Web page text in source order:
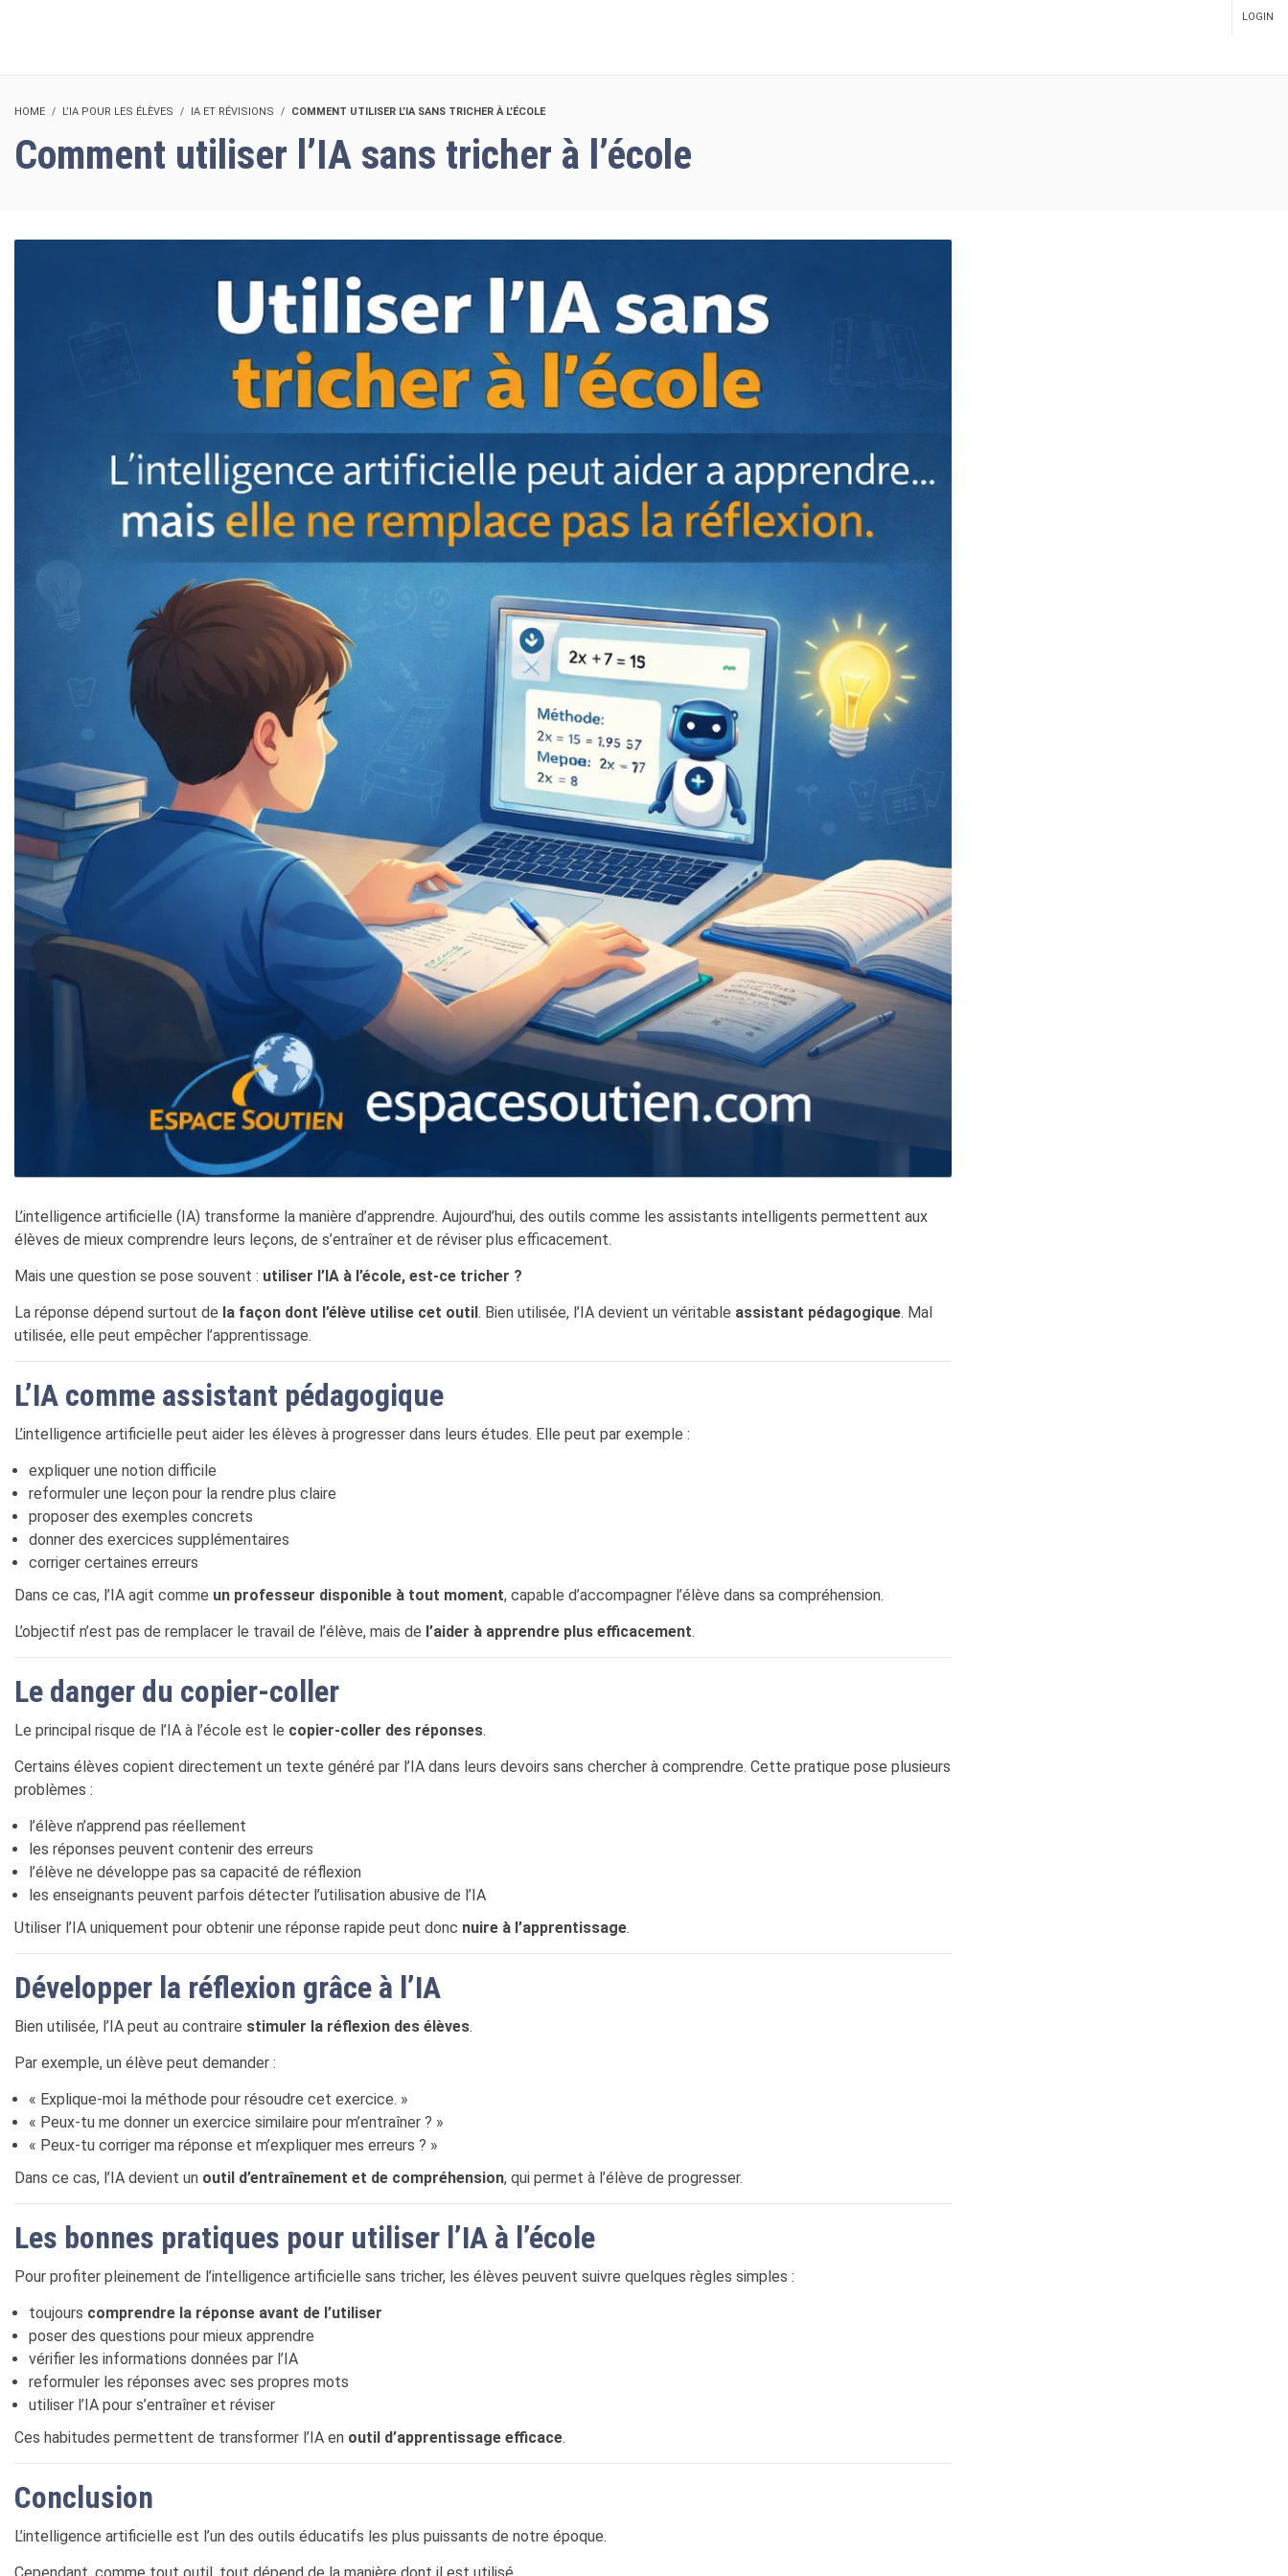
LOGIN
HOME L’IA POUR LES ÉLÈVES IA ET RÉVISIONS COMMENT UTILISER L’IA SANS TRICHER À L’ÉCOLE
Comment utiliser l’IA sans tricher à l’école
L’intelligence artificielle (IA) transforme la manière d’apprendre. Aujourd’hui, des outils comme les assistants intelligents permettent aux
élèves de mieux comprendre leurs leçons, de s’entraîner et de réviser plus efficacement.
Mais une question se pose souvent : utiliser l’IA à l’école, est-ce tricher ?
La réponse dépend surtout de la façon dont l’élève utilise cet outil. Bien utilisée, l’IA devient un véritable assistant pédagogique. Mal
utilisée, elle peut empêcher l’apprentissage.
L’IA comme assistant pédagogique
L’intelligence artificielle peut aider les élèves à progresser dans leurs études. Elle peut par exemple :
expliquer une notion difficile
reformuler une leçon pour la rendre plus claire
proposer des exemples concrets
donner des exercices supplémentaires
corriger certaines erreurs
Dans ce cas, l’IA agit comme un professeur disponible à tout moment, capable d’accompagner l’élève dans sa compréhension.
L’objectif n’est pas de remplacer le travail de l’élève, mais de l’aider à apprendre plus efficacement.
Le danger du copier-coller
Le principal risque de l’IA à l’école est le copier-coller des réponses.
Certains élèves copient directement un texte généré par l’IA dans leurs devoirs sans chercher à comprendre. Cette pratique pose plusieurs
problèmes :
l’élève n’apprend pas réellement
les réponses peuvent contenir des erreurs
l’élève ne développe pas sa capacité de réflexion
les enseignants peuvent parfois détecter l’utilisation abusive de l’IA
Utiliser l’IA uniquement pour obtenir une réponse rapide peut donc nuire à l’apprentissage.
Développer la réflexion grâce à l’IA
Bien utilisée, l’IA peut au contraire stimuler la réflexion des élèves.
Par exemple, un élève peut demander :
« Explique-moi la méthode pour résoudre cet exercice. »
« Peux-tu me donner un exercice similaire pour m’entraîner ? »
« Peux-tu corriger ma réponse et m’expliquer mes erreurs ? »
Dans ce cas, l’IA devient un outil d’entraînement et de compréhension, qui permet à l’élève de progresser.
Les bonnes pratiques pour utiliser l’IA à l’école
Pour profiter pleinement de l’intelligence artificielle sans tricher, les élèves peuvent suivre quelques règles simples :
toujours comprendre la réponse avant de l’utiliser
poser des questions pour mieux apprendre
vérifier les informations données par l’IA
reformuler les réponses avec ses propres mots
utiliser l’IA pour s’entraîner et réviser
Ces habitudes permettent de transformer l’IA en outil d’apprentissage efficace.
Conclusion
L’intelligence artificielle est l’un des outils éducatifs les plus puissants de notre époque.